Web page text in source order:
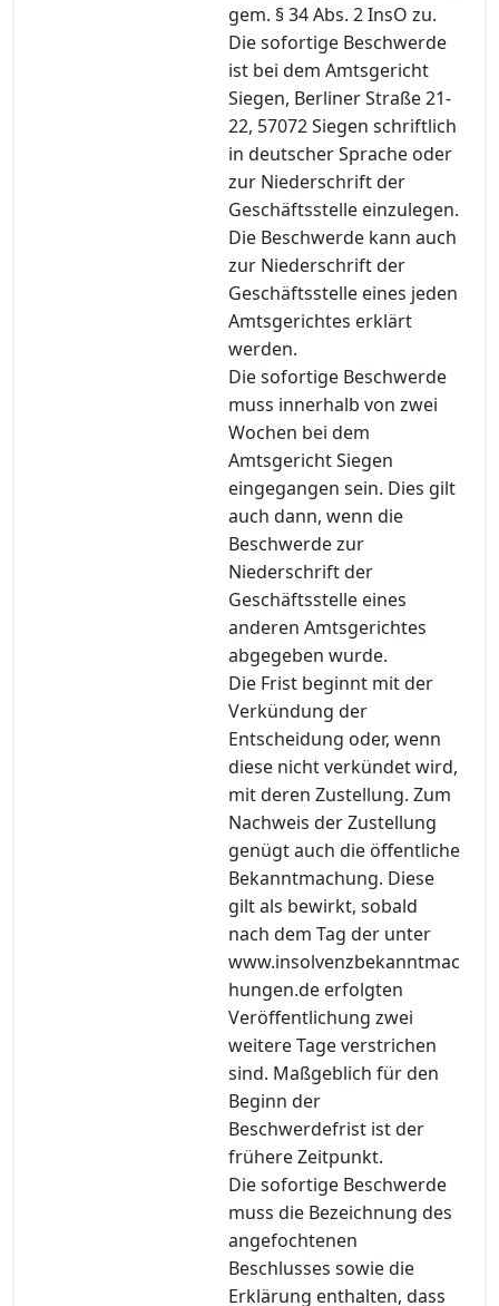
gem. § 34 Abs. 2 InsO zu.
Die sofortige Beschwerde
ist bei dem Amtsgericht
Siegen, Berliner Straße 21-
22, 57072 Siegen schriftlich
in deutscher Sprache oder
zur Niederschrift der
Geschäftsstelle einzulegen.
Die Beschwerde kann auch
zur Niederschrift der
Geschäftsstelle eines jeden
Amtsgerichtes erklärt
werden.
Die sofortige Beschwerde
muss innerhalb von zwei
Wochen bei dem
Amtsgericht Siegen
eingegangen sein. Dies gilt
auch dann, wenn die
Beschwerde zur
Niederschrift der
Geschäftsstelle eines
anderen Amtsgerichtes
abgegeben wurde.
Die Frist beginnt mit der
Verkündung der
Entscheidung oder, wenn
diese nicht verkündet wird,
mit deren Zustellung. Zum
Nachweis der Zustellung
genügt auch die öffentliche
Bekanntmachung. Diese
gilt als bewirkt, sobald
nach dem Tag der unter
www.insolvenzbekanntmac
hungen.de erfolgten
Veröffentlichung zwei
weitere Tage verstrichen
sind. Maßgeblich für den
Beginn der
Beschwerdefrist ist der
frühere Zeitpunkt.
Die sofortige Beschwerde
muss die Bezeichnung des
angefochtenen
Beschlusses sowie die
Erklärung enthalten, dass